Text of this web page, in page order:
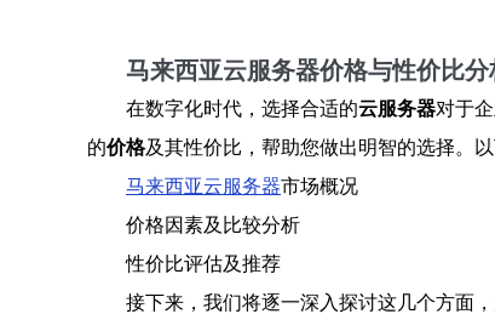
马来西亚云服务器价格与性价比分
在数字化时代，选择合适的云服务器对于
的价格及其性价比，帮助您做出明智的选择。
马来西亚云服务器市场概况
价格因素及比较分析
性价比评估及推荐
接下来，我们将逐一深入探讨这几个方面